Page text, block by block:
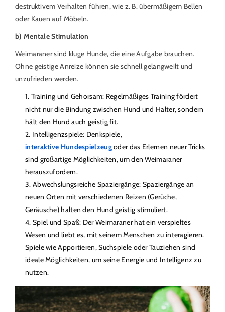
destruktivem Verhalten führen, wie z. B. übermäßigem Bellen
oder Kauen auf Möbeln.
b) Mentale Stimulation
Weimaraner sind kluge Hunde, die eine Aufgabe brauchen.
Ohne geistige Anreize können sie schnell gelangweilt und
unzufrieden werden.
Training und Gehorsam: Regelmäßiges Training fördert
nicht nur die Bindung zwischen Hund und Halter, sondern
hält den Hund auch geistig fit.
Intelligenzspiele: Denkspiele,
interaktive Hundespielzeugoder das Erlernen neuer Tricks
sind großartige Möglichkeiten, um den Weimaraner
herauszufordern.
Abwechslungsreiche Spaziergänge: Spaziergänge an
neuen Orten mit verschiedenen Reizen (Gerüche,
Geräusche) halten den Hund geistig stimuliert.
Spiel und Spaß: Der Weimaraner hat ein verspieltes
Wesen und liebt es, mit seinem Menschen zu interagieren.
Spiele wie Apportieren, Suchspiele oder Tauziehen sind
ideale Möglichkeiten, um seine Energie und Intelligenz zu
nutzen.